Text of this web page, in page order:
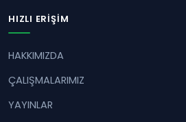
HIZLI ERIŞIM
HAKKIMIZDA
ÇALIŞMALARIMIZ
YAYINLAR